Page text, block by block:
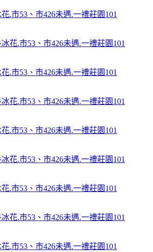
.市53、市426未遇.一禮莊園101
.市53、市426未遇.一禮莊園101
.市53、市426未遇.一禮莊園101
.市53、市426未遇.一禮莊園101
.市53、市426未遇.一禮莊園101